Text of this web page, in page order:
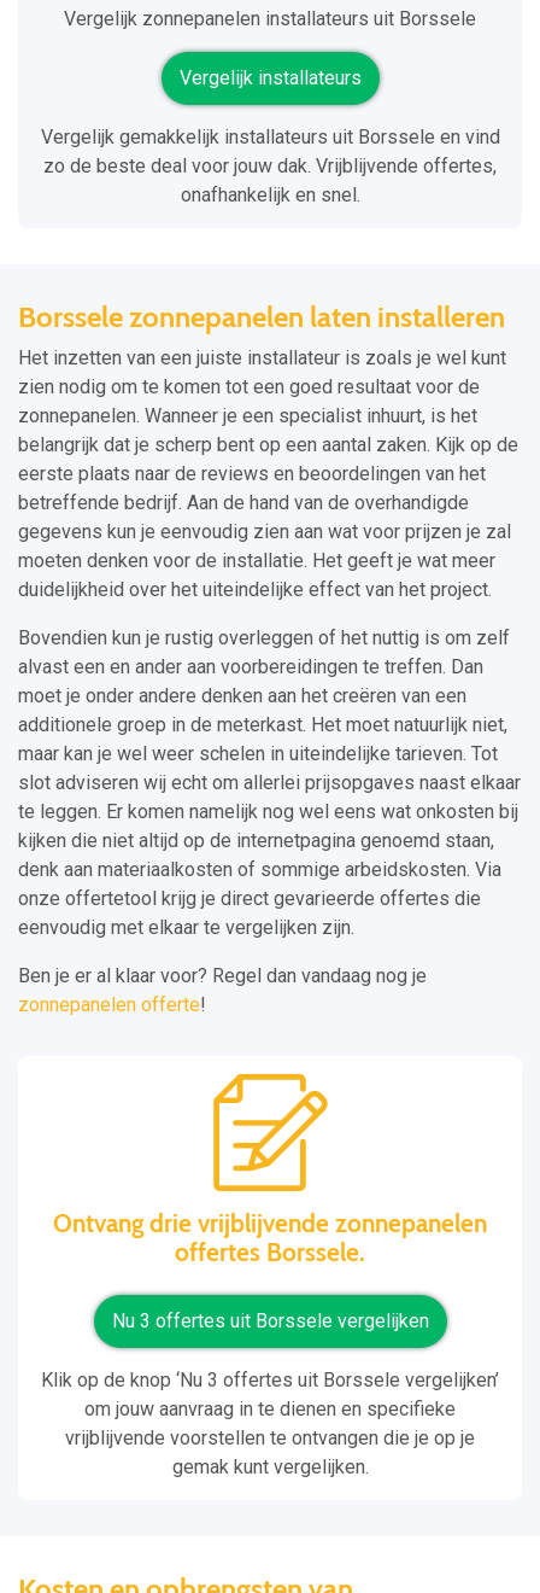
Vergelijk zonnepanelen installateurs uit Borssele
Vergelijk installateurs
Vergelijk gemakkelijk installateurs uit Borssele en vind
zo de beste deal voor jouw dak. Vrijblijvende offertes,
onafhankelijk en snel.
Borssele zonnepanelen laten installeren
Het inzetten van een juiste installateur is zoals je wel kunt
zien nodig om te komen tot een goed resultaat voor de
zonnepanelen. Wanneer je een specialist inhuurt, is het
belangrijk dat je scherp bent op een aantal zaken. Kijk op de
eerste plaats naar de reviews en beoordelingen van het
betreffende bedrijf. Aan de hand van de overhandigde
gegevens kun je eenvoudig zien aan wat voor prijzen je zal
moeten denken voor de installatie. Het geeft je wat meer
duidelijkheid over het uiteindelijke effect van het project.
Bovendien kun je rustig overleggen of het nuttig is om zelf
alvast een en ander aan voorbereidingen te treffen. Dan
moet je onder andere denken aan het creëren van een
additionele groep in de meterkast. Het moet natuurlijk niet,
maar kan je wel weer schelen in uiteindelijke tarieven. Tot
slot adviseren wij echt om allerlei prijsopgaves naast elkaar
te leggen. Er komen namelijk nog wel eens wat onkosten bij
kijken die niet altijd op de internetpagina genoemd staan,
denk aan materiaalkosten of sommige arbeidskosten. Via
onze offertetool krijg je direct gevarieerde offertes die
eenvoudig met elkaar te vergelijken zijn.
Ben je er al klaar voor? Regel dan vandaag nog je
zonnepanelen offerte!
Ontvang drie vrijblijvende zonnepanelen
offertes Borssele.
Nu 3 offertes uit Borssele vergelijken
Klik op de knop ‘Nu 3 offertes uit Borssele vergelijken’
om jouw aanvraag in te dienen en specifieke
vrijblijvende voorstellen te ontvangen die je op je
gemak kunt vergelijken.